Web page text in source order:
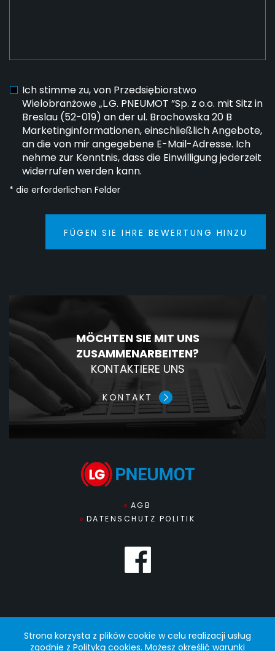
Strona korzysta z plików cookie w celu realizacji usług
zgodnie z Polityką cookies. Możesz określić warunki
Ich stimme zu, von Przedsiębiorstwo
Wielobranżowe „L.G. PNEUMOT ”Sp. z o.o. mit Sitz in
Breslau (52-019) an der ul. Brochowska 20 B
Marketinginformationen, einschließlich Angebote,
an die von mir angegebene E-Mail-Adresse. Ich
nehme zur Kenntnis, dass die Einwilligung jederzeit
widerrufen werden kann.
* die erforderlichen Felder
FÜGEN SIE IHRE BEWERTUNG HINZU
MÖCHTEN SIE MIT UNS
ZUSAMMENARBEITEN?
KONTAKTIERE UNS
KONTAKT
AGB
DATENSCHUTZ POLITIK
© 2022 PNEUMOT